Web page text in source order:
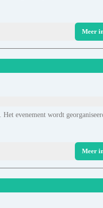
Meer
evenement wordt
Meer